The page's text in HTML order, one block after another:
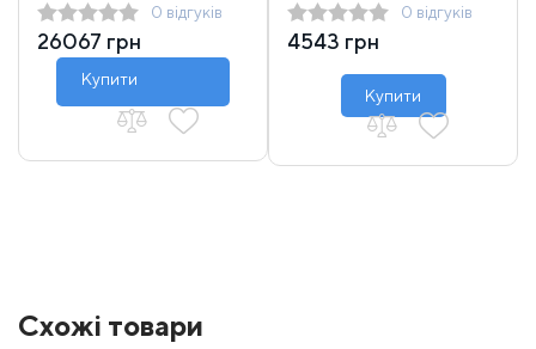
0 відгуків
26067 грн
Купити
0 відгуків
4543 грн
Купити
Схожі товари